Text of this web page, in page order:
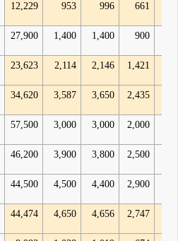
12,229 953 996 661
27,900 1,400 1,400 900
23,623 2,114 2,146 1,421
34,620 3,587 3,650 2,435
57,500 3,000 3,000 2,000
46,200 3,900 3,800 2,500
44,500 4,500 4,400 2,900
44,474 4,650 4,656 2,747